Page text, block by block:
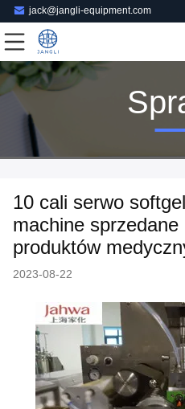
jack@jangli-equipment.com
10 cali serwo
machine sprzedane
produktów
2023-08-22